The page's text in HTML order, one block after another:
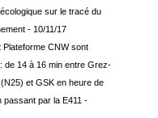
sur le tracé du
- 10/11/17
Plateforme CNW sont
de 14 à 16 min entre Grez-
et GSK en heure de
passant par la E411 -